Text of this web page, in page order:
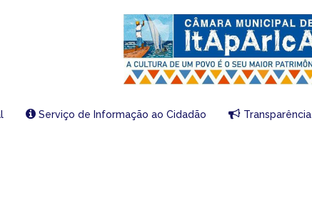
Serviço de Informação ao Cidadão Transparência